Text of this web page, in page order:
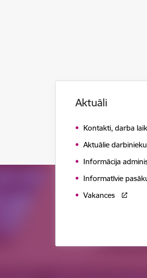
Aktuāli
Kontakti, darba
Aktuālie
Informācija
Informatīvie
Vakances